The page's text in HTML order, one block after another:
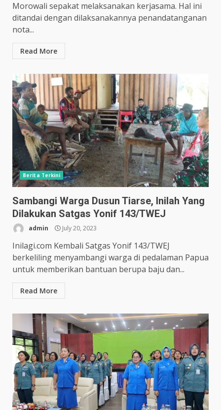
Morowali sepakat melaksanakan kerjasama. Hal ini
ditandai dengan dilaksanakannya penandatanganan
nota...
Read More
Berita Terkini
Sambangi Warga Dusun Tiarse, Inilah Yang
Dilakukan Satgas Yonif 143/TWEJ
admin July 20, 2023
Inilagi.com Kembali Satgas Yonif 143/TWEJ
berkeliling menyambangi warga di pedalaman Papua
untuk memberikan bantuan berupa baju dan...
Read More